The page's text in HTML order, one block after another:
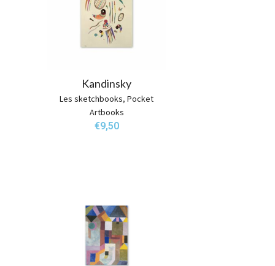
Kandinsky
Les sketchbooks, Pocket
Artbooks
€9,50